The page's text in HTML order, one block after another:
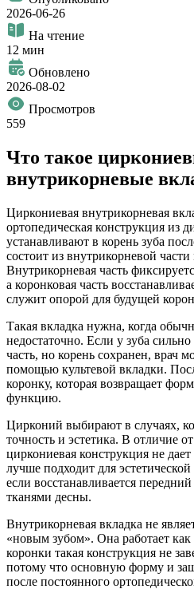
2026-06-26
На чтение
12 мин
Обновлено
2026-08-02
Просмотров
559
Что такое
внутрикорневые
Циркониевая внутрикорневая
ортопедическая конструкция из
устанавливают в корень зуба
состоит из внутрикорневой
Внутрикорневая часть
а коронковая часть
служит опорой для будущей
Такая вкладка нужна, когда
недостаточно. Если у зуба
часть, но корень сохранен, врач
помощью культевой вкладки.
коронку, которая возвращает
функцию.
Цирконий выбирают в случаях,
точность и эстетика. В отличие
циркониевая конструкция не
лучше подходит для
если восстанавливается
тканями десны.
Внутрикорневая вкладка не
«новым зубом». Она работает как
коронки такая конструкция не
потому что основную форму и
после постоянного